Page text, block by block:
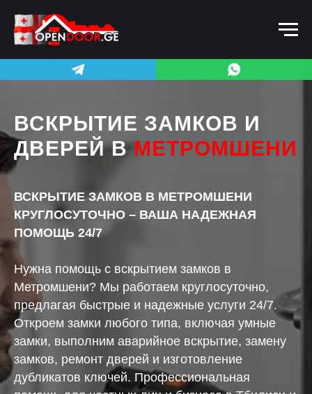
ВСКРЫТИЕ ЗАМКОВ И
ДВЕРЕЙ ВМЕТРОМШЕНИ
ВСКРЫТИЕ ЗАМКОВ В МЕТРОМШЕНИ
КРУГЛОСУТОЧНО – ВАША НАДЕЖНАЯ
ПОМОЩЬ 24/7
Нужна помощь с вскрытием замков в
Метромшени? Мы работаем круглосуточно,
предлагая быстрые и надежные услуги 24/7.
Откроем замки любого типа, включая умные
замки, выполним аварийное вскрытие, замену
замков, ремонт дверей и изготовление
дубликатов ключей. Профессиональная